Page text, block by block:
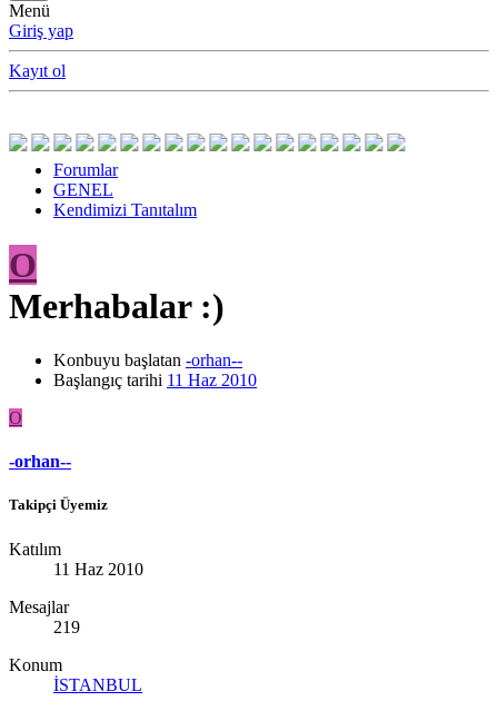
Menü
Giriş yap
Kayıt ol
Forumlar
GENEL
Kendimizi Tanıtalım
O
Merhabalar :)
Konbuyu başlatan -orhan--
Başlangıç tarihi 11 Haz 2010
O
-orhan--
Takipçi Üyemiz
Katılım
11 Haz 2010
Mesajlar
219
Konum
İSTANBUL